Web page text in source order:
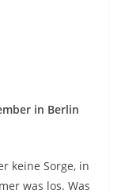
in Berlin
keine Sorge, in
was los. Was